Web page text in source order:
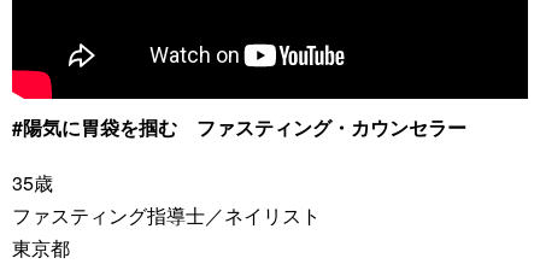
#陽気に胃袋を掴む ファスティング・カウンセラー
35歳
ファスティング指導士／ネイリスト
東京都